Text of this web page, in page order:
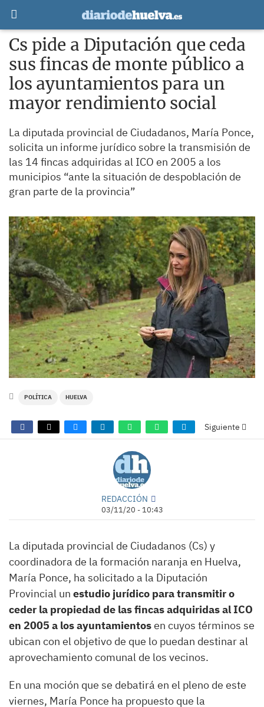
Cs pide a Diputación que ceda
sus fincas de monte público a
los ayuntamientos para un
mayor rendimiento social
La diputada provincial de Ciudadanos, María Ponce,
solicita un informe jurídico sobre la transmisión de
las 14 fincas adquiridas al ICO en 2005 a los
municipios “ante la situación de despoblación de
gran parte de la provincia”
POLÍTICA HUELVA
Siguiente
REDACCIÓN
03/11/20 - 10:43
La diputada provincial de Ciudadanos (Cs) y
coordinadora de la formación naranja en Huelva,
María Ponce, ha solicitado a la Diputación
Provincial un estudio jurídico para transmitir o
ceder la propiedad de las fincas adquiridas al ICO
en 2005 a los ayuntamientosen cuyos términos se
ubican con el objetivo de que lo puedan destinar al
aprovechamiento comunal de los vecinos.
En una moción que se debatirá en el pleno de este
viernes, María Ponce ha propuesto que la